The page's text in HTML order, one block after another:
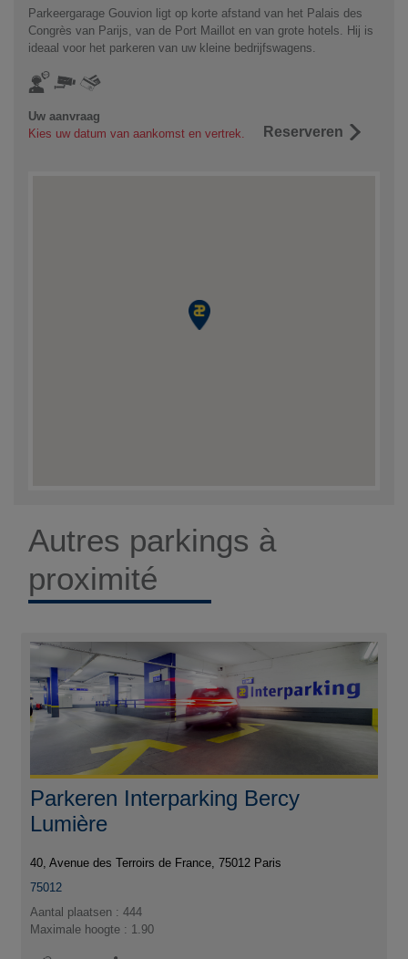
Parkeergarage Gouvion ligt op korte afstand van het Palais des
Congrès van Parijs, van de Port Maillot en van grote hotels. Hij is
ideaal voor het parkeren van uw kleine bedrijfswagens.
Uw aanvraag
Kies uw datum van aankomst en vertrek.
Reserveren
Autres parkings à
proximité
Parkeren Interparking Bercy
Lumière
40, Avenue des Terroirs de France, 75012 Paris
75012
Aantal plaatsen : 444
Maximale hoogte : 1.90